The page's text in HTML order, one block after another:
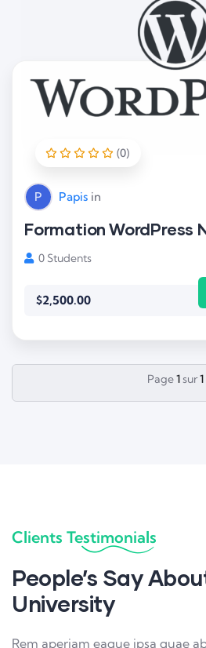
(0)
P Papis in
Formation WordPress
0 Students
$2,500.00
Page1sur1
Clients Testimonials
People’s Say
University
Rem aperiam eaque ipsa quae